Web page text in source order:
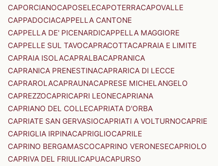
CAPORCIANOCAPOSELECAPOTERRACAPOVALLE
CAPPADOCIACAPPELLA CANTONE
CAPPELLA DE' PICENARDICAPPELLA MAGGIORE
CAPPELLE SUL TAVOCAPRACOTTACAPRAIA E LIMITE
CAPRAIA ISOLACAPRALBACAPRANICA
CAPRANICA PRENESTINACAPRARICA DI LECCE
CAPRAROLACAPRAUNACAPRESE MICHELANGELO
CAPREZZOCAPRICAPRI LEONECAPRIANA
CAPRIANO DEL COLLECAPRIATA D'ORBA
CAPRIATE SAN GERVASIOCAPRIATI A VOLTURNOCAPRIE
CAPRIGLIA IRPINACAPRIGLIOCAPRILE
CAPRINO BERGAMASCOCAPRINO VERONESECAPRIOLO
CAPRIVA DEL FRIULICAPUACAPURSO